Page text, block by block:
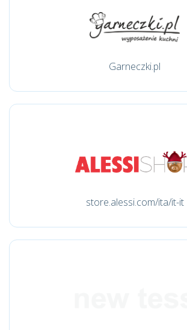
Garneczki.pl
store.alessi.com/ita/it-it